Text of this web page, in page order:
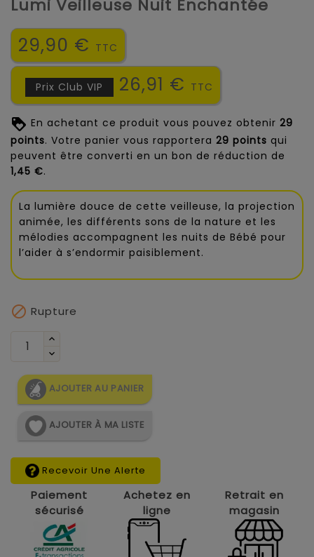
Lumi Veilleuse Nuit Enchantée
29,90 € TTC
Prix Club VIP 26,91 € TTC
En achetant ce produit vous pouvez obtenir 29
points. Votre panier vous rapportera 29 points qui
peuvent être converti en un bon de réduction de
1,45 €.
La lumière douce de cette veilleuse, la projection
animée, les différents sons de la nature et les
mélodies accompagnent les nuits de Bébé pour
l’aider à s’endormir paisiblement.
 Rupture
AJOUTER AU PANIER
AJOUTER À MA LISTE
Recevoir Une Alerte
Paiement
sécurisé
Achetez en
ligne
Retrait en
magasin